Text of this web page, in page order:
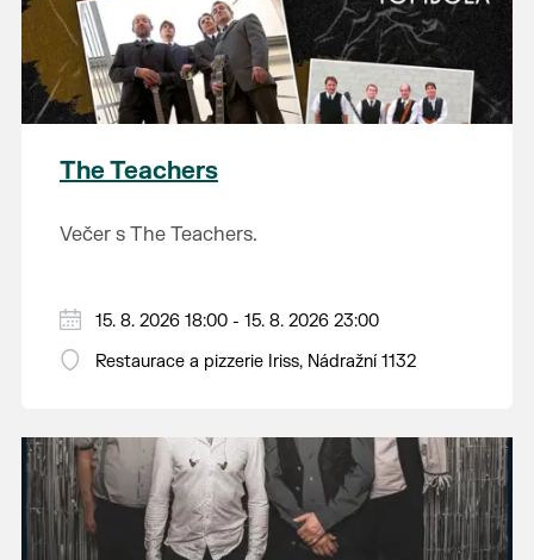
The Teachers
Večer s The Teachers.
15. 8. 2026 18:00 - 15. 8. 2026 23:00
Restaurace a pizzerie Iriss, Nádražní 1132